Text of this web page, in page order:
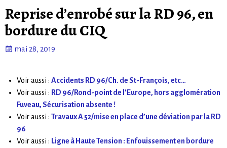
Reprise d’enrobé sur la RD 96, en
bordure du CIQ
mai 28, 2019
Voir aussi : Accidents RD 96/Ch. de St-François, etc…
Voir aussi : RD 96/Rond-point de l’Europe, hors agglomération
Fuveau, Sécurisation absente !
Voir aussi : Travaux A 52/mise en place d’une déviation par la RD
96
Voir aussi : Ligne à Haute Tension : Enfouissement en bordure